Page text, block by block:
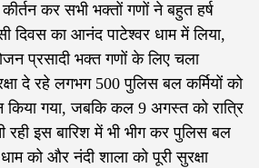
कर सभी भक्तों गणों ने बहुत हर्ष
दिवस का आनंद पाटेश्वर धाम में लिया,
प्रसादी भक्त गणों के लिए चला
दे रहे लगभग 500 पुलिस बल कर्मियों को
किया गया, जबकि कल 9 अगस्त को रात्रि
रही इस बारिश में भी भीग कर पुलिस बल
धाम को और नंदी शाला को पूरी सुरक्षा